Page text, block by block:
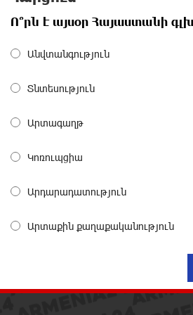
«Ռեալ Մադրիդ»-ն ու «ՌԲ
տրանսֆերի վերաբերյալ
մասնագիտություններ.
ազգային ողբերգություն է․
Սամվել Կարապետյանը
Ո՞րն է այսօր Հայաստանի
Անվտանգություն
Տնտեսություն
Արտագաղթ
Կոռուպցիա
Արդարադատություն
Արտաքին քաղաքականություն